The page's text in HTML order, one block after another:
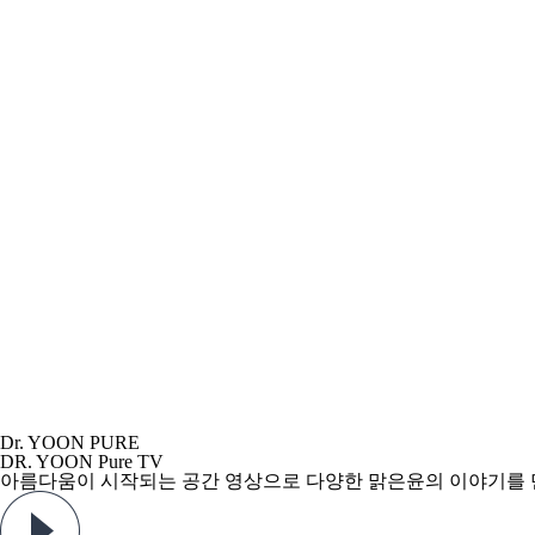
Dr. YOON PURE
DR. YOON Pure TV
아름다움이 시작되는 공간 영상으로 다양한 맑은윤의 이야기를